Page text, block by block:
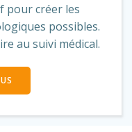
pour créer les
possibles.
au suivi médical.